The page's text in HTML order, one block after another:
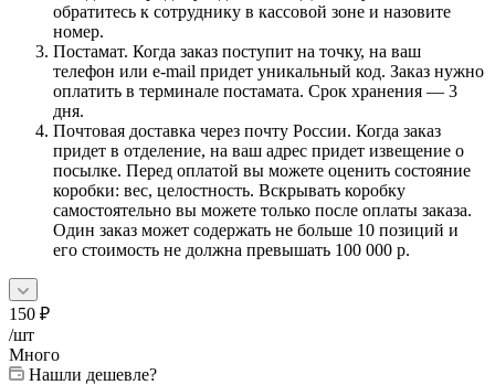
обратитесь к сотруднику в кассовой зоне и назовите
номер.
Постамат. Когда заказ поступит на точку, на ваш
телефон или e-mail придет уникальный код. Заказ нужно
оплатить в терминале постамата. Срок хранения — 3
дня.
Почтовая доставка через почту России. Когда заказ
придет в отделение, на ваш адрес придет извещение о
посылке. Перед оплатой вы можете оценить состояние
коробки: вес, целостность. Вскрывать коробку
самостоятельно вы можете только после оплаты заказа.
Один заказ может содержать не больше 10 позиций и
его стоимость не должна превышать 100 000 р.
150 ₽
/шт
Много
Нашли дешевле?